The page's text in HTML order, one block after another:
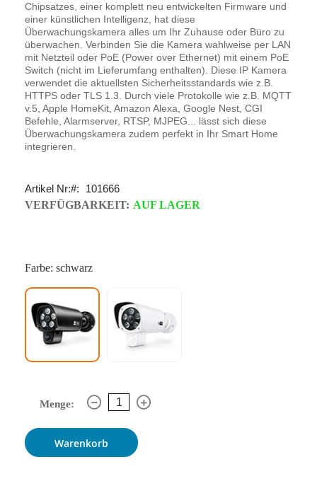
Chipsatzes, einer komplett neu entwickelten Firmware und
einer künstlichen Intelligenz, hat diese
Überwachungskamera alles um Ihr Zuhause oder Büro zu
überwachen. Verbinden Sie die Kamera wahlweise per LAN
mit Netzteil oder PoE (Power over Ethernet) mit einem PoE
Switch (nicht im Lieferumfang enthalten). Diese IP Kamera
verwendet die aktuellsten Sicherheitsstandards wie z.B.
HTTPS oder TLS 1.3. Durch viele Protokolle wie z.B. MQTT
v.5, Apple HomeKit, Amazon Alexa, Google Nest, CGI
Befehle, Alarmserver, RTSP, MJPEG... lässt sich diese
Überwachungskamera zudem perfekt in Ihr Smart Home
integrieren.
Artikel Nr:
101666
VERFÜGBARKEIT: AUF LAGER
Farbe: schwarz
Menge:
Warenkorb